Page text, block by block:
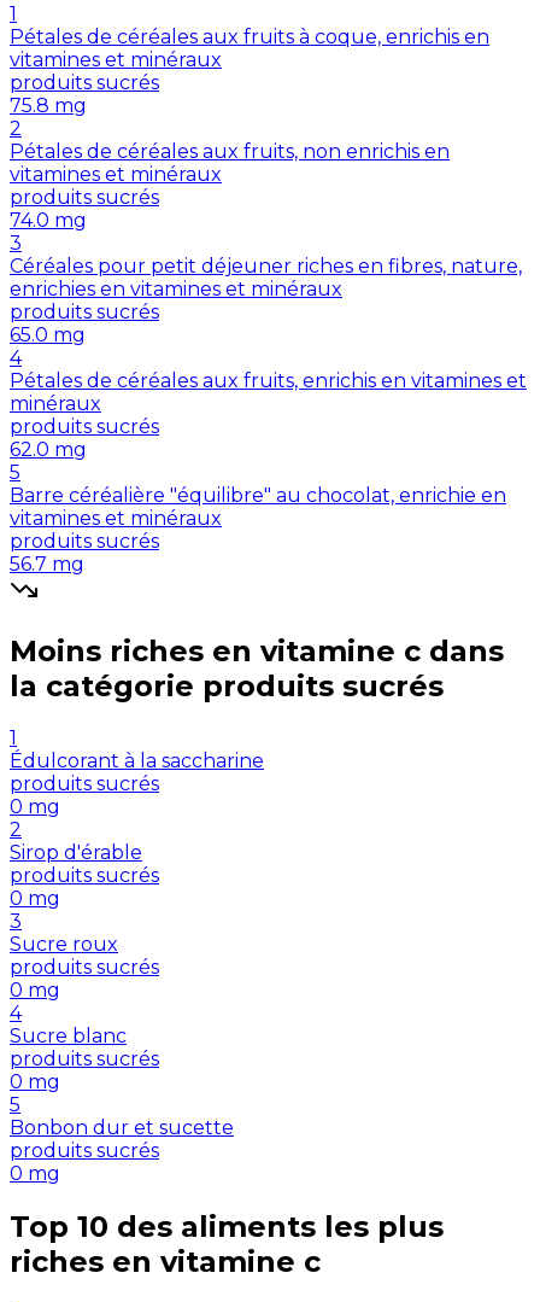
1
Pétales de céréales aux fruits à coque, enrichis en
vitamines et minéraux
produits sucrés
75.8 mg
2
Pétales de céréales aux fruits, non enrichis en
vitamines et minéraux
produits sucrés
74.0 mg
3
Céréales pour petit déjeuner riches en fibres, nature,
enrichies en vitamines et minéraux
produits sucrés
65.0 mg
4
Pétales de céréales aux fruits, enrichis en vitamines et
minéraux
produits sucrés
62.0 mg
5
Barre céréalière "équilibre" au chocolat, enrichie en
vitamines et minéraux
produits sucrés
56.7 mg
Moins riches en vitamine c dans
la catégorie produits sucrés
1
Édulcorant à la saccharine
produits sucrés
0 mg
2
Sirop d'érable
produits sucrés
0 mg
3
Sucre roux
produits sucrés
0 mg
4
Sucre blanc
produits sucrés
0 mg
5
Bonbon dur et sucette
produits sucrés
0 mg
Top 10 des aliments les plus
riches en vitamine c